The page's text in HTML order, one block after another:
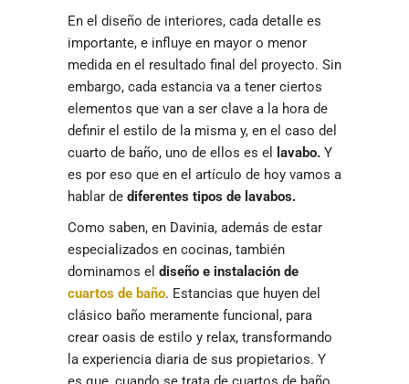
En el diseño de interiores, cada detalle es
importante, e influye en mayor o menor
medida en el resultado final del proyecto. Sin
embargo, cada estancia va a tener ciertos
elementos que van a ser clave a la hora de
definir el estilo de la misma y, en el caso del
cuarto de baño, uno de ellos es el
lavabo. Y
es por eso que en el artículo de hoy vamos a
hablar de diferentes tipos de lavabos.
Como saben, en Davinia, además de estar
especializados en cocinas, también
dominamos el diseño e instalación de
cuartos de baño. Estancias que huyen del
clásico baño meramente funcional, para
crear oasis de estilo y relax, transformando
la experiencia diaria de sus propietarios. Y